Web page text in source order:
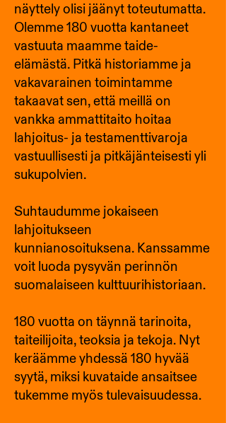
näyttely olisi jäänyt toteutumatta.
Olemme 180 vuotta kantaneet
vastuuta maamme taide-
elämästä. Pitkä historiamme ja
vakavarainen toimintamme
takaavat sen, että meillä on
vankka ammattitaito hoitaa
lahjoitus- ja testamenttivaroja
vastuullisesti ja pitkäjänteisesti yli
sukupolvien.
Suhtaudumme jokaiseen
lahjoitukseen
kunnianosoituksena. Kanssamme
voit luoda pysyvän perinnön
suomalaiseen kulttuurihistoriaan.
180 vuotta on täynnä tarinoita,
taiteilijoita, teoksia ja tekoja. Nyt
keräämme yhdessä 180 hyvää
syytä, miksi kuvataide ansaitsee
tukemme myös tulevaisuudessa.